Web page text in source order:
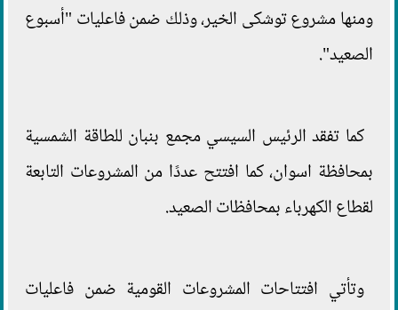
ومنها مشروع توشكى الخير، وذلك ضمن فاعليات "أسبوع
الصعيد".
كما تفقد الرئيس السيسي مجمع بنبان للطاقة الشمسية
بمحافظة اسوان، كما افتتح عددًا من المشروعات التابعة
لقطاع الكهرباء بمحافظات الصعيد.
وتأتي افتتاحات المشروعات القومية ضمن فاعليات